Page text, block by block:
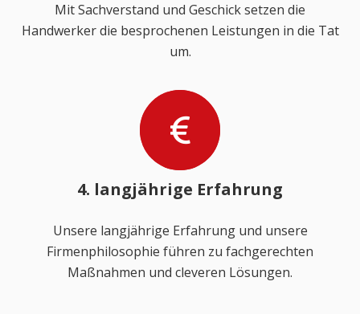
Mit Sachverstand und Geschick setzen die
Handwerker die besprochenen Leistungen in die Tat
um.
4. langjährige Erfahrung
Unsere langjährige Erfahrung und unsere
Firmenphilosophie führen zu fachgerechten
Maßnahmen und cleveren Lösungen.